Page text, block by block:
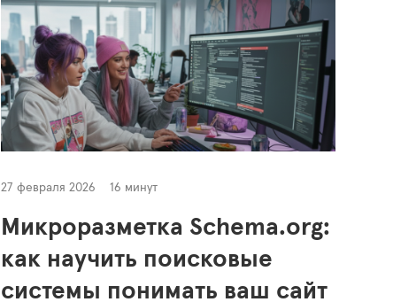
27 февраля 2026 16 минут
Микроразметка Schema.org:
как научить поисковые
системы понимать ваш сайт